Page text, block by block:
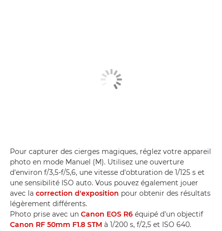
Pour capturer des cierges magiques, réglez votre appareil
photo en mode Manuel (M). Utilisez une ouverture
d'environ f/3,5-f/5,6, une vitesse d'obturation de 1/125 s et
une sensibilité ISO auto. Vous pouvez également jouer
avec la correction d'exposition pour obtenir des résultats
légèrement différents.
Photo prise avec un Canon EOS R6 équipé d'un objectif
Canon RF 50mm F1.8 STM à 1/200 s, f/2,5 et ISO 640.